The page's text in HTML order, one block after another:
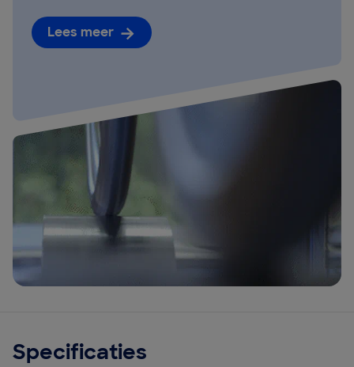
Lees meer
Specificaties